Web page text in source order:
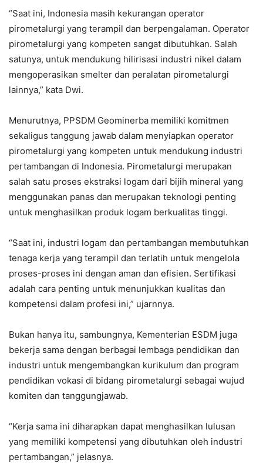
“Saat ini, Indonesia masih kekurangan operator
pirometalurgi yang terampil dan berpengalaman. Operator
pirometalurgi yang kompeten sangat dibutuhkan. Salah
satunya, untuk mendukung hilirisasi industri nikel dalam
mengoperasikan smelter dan peralatan pirometalurgi
lainnya,” kata Dwi.
Menurutnya, PPSDM Geominerba memiliki komitmen
sekaligus tanggung jawab dalam menyiapkan operator
pirometalurgi yang kompeten untuk mendukung industri
pertambangan di Indonesia. Pirometalurgi merupakan
salah satu proses ekstraksi logam dari bijih mineral yang
menggunakan panas dan merupakan teknologi penting
untuk menghasilkan produk logam berkualitas tinggi.
“Saat ini, industri logam dan pertambangan membutuhkan
tenaga kerja yang terampil dan terlatih untuk mengelola
proses-proses ini dengan aman dan efisien. Sertifikasi
adalah cara penting untuk menunjukkan kualitas dan
kompetensi dalam profesi ini,” ujarnnya.
Bukan hanya itu, sambungnya, Kementerian ESDM juga
bekerja sama dengan berbagai lembaga pendidikan dan
industri untuk mengembangkan kurikulum dan program
pendidikan vokasi di bidang pirometalurgi sebagai wujud
komiten dan tanggungjawab.
“Kerja sama ini diharapkan dapat menghasilkan lulusan
yang memiliki kompetensi yang dibutuhkan oleh industri
pertambangan,” jelasnya.